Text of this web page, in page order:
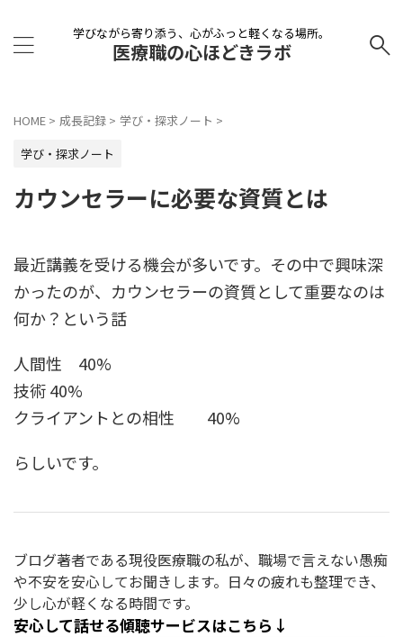
学びながら寄り添う、心がふっと軽くなる場所。
医療職の心ほどきラボ
HOME > 成長記録 > 学び・探求ノート >
学び・探求ノート
カウンセラーに必要な資質とは
最近講義を受ける機会が多いです。その中で興味深
かったのが、カウンセラーの資質として重要なのは
何か？という話
人間性 40%
技術 40%
クライアントとの相性 40%
らしいです。
ブログ著者である現役医療職の私が、職場で言えない愚痴
や不安を安心してお聞きします。日々の疲れも整理でき、
少し心が軽くなる時間です。
安心して話せる傾聴サービスはこちら↓